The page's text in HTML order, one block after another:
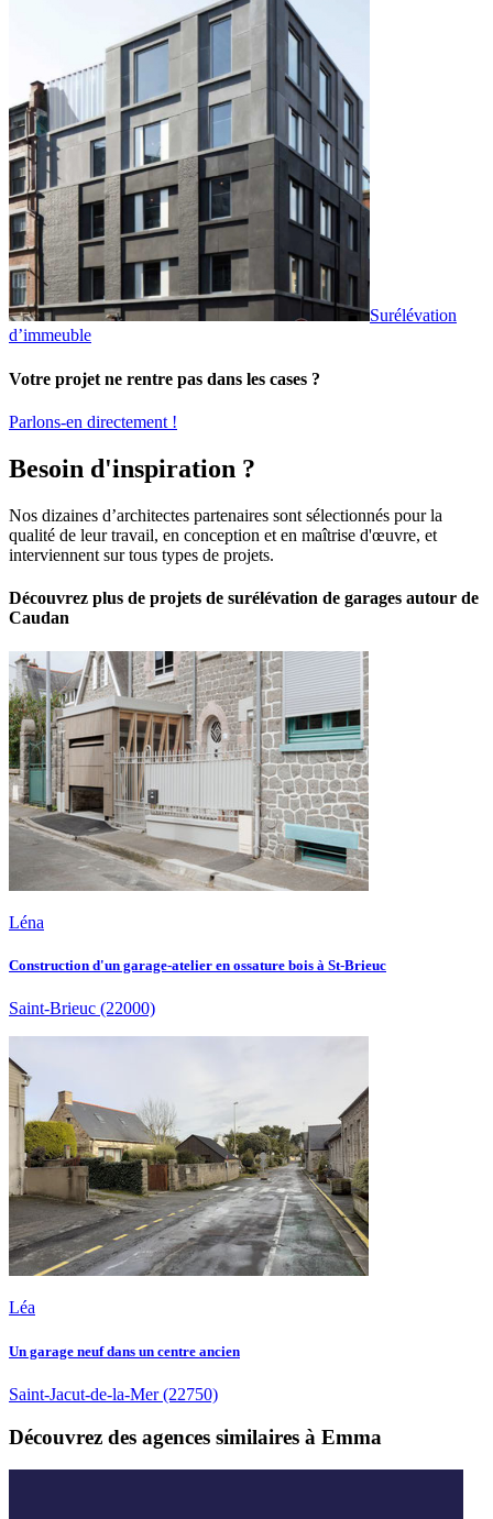
Surélévation
d’immeuble
Votre projet ne rentre pas dans les cases ?
Parlons-en directement !
Besoin d'inspiration ?
Nos dizaines d’architectes partenaires sont sélectionnés pour la
qualité de leur travail, en conception et en maîtrise d'œuvre, et
interviennent sur tous types de projets.
Découvrez plus de projets de surélévation de garages autour de
Caudan
Léna
Construction d'un garage-atelier en ossature bois à St-Brieuc
Saint-Brieuc (22000)
Léa
Un garage neuf dans un centre ancien
Saint-Jacut-de-la-Mer(22750)
Découvrez des agences similaires à Emma